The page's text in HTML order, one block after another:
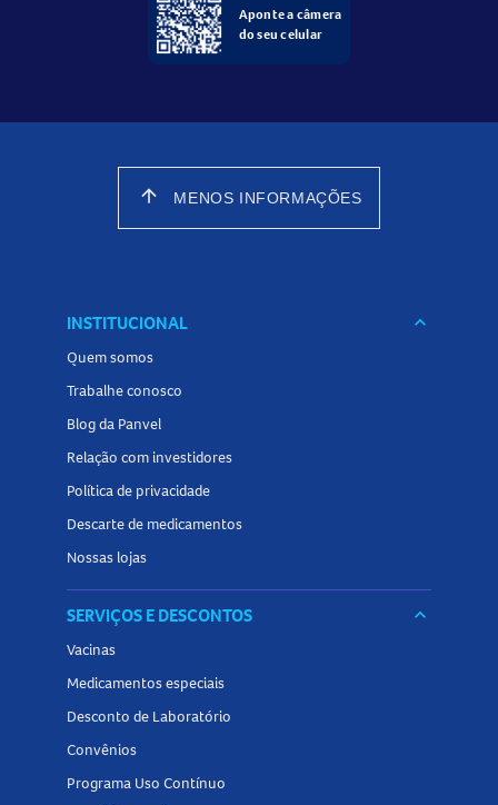
Aponte a câmera
do seu celular
arrow_upward MENOS INFORMAÇÕES
INSTITUCIONAL keyboard_arrow_down
Quem somos
Trabalhe conosco
Blog da Panvel
Relação com investidores
Política de privacidade
Descarte de medicamentos
Nossas lojas
SERVIÇOS E DESCONTOS keyboard_arrow_down
Vacinas
Medicamentos especiais
Desconto de Laboratório
Convênios
Programa Uso Contínuo